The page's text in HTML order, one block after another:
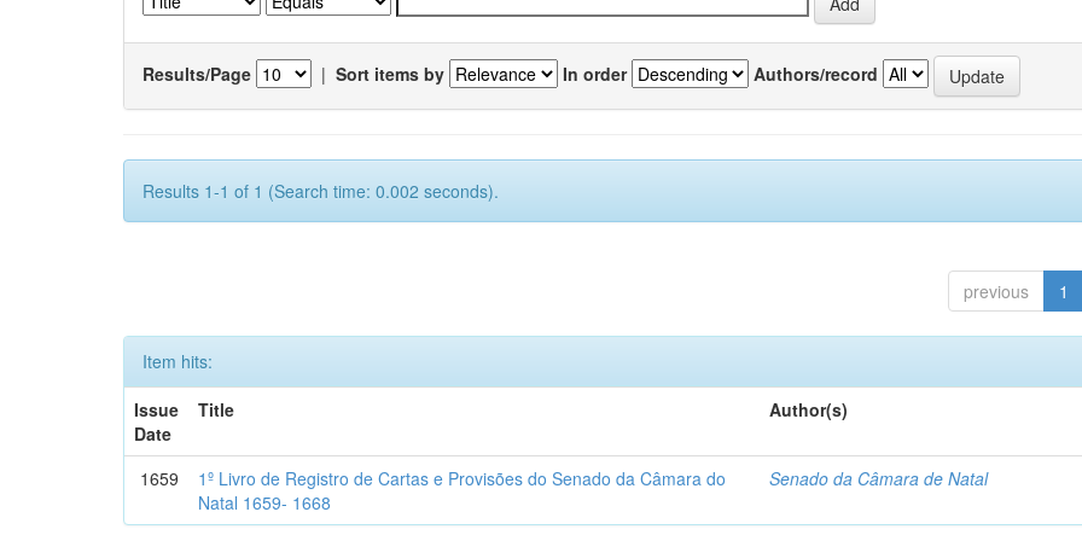
Results/Page | Sort items by In order Authors/record
Results 1-1 of 1 (Search time: 0.002 seconds).
previous 1
Item hits:
Issue
Date
Title Author(s)
1659
1º Livro de Registro de Cartas e Provisões do Senado da Câmara do
Natal 1659- 1668
Senado da Câmara de Natal